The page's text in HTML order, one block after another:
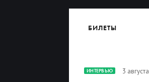
БИЛЕТЫ
ИНТЕРВЬЮ 3